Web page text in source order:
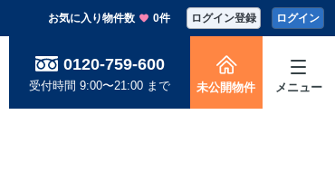
お気に入り物件数 0件 ログイン登録 ログイン
0120-759-600
受付時間 9:00〜21:00 まで 未公開物件 メニュー